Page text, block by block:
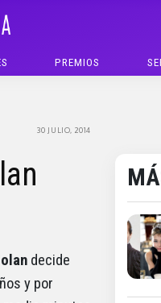
PREMIOS
30 JULIO, 2014
decide
y por